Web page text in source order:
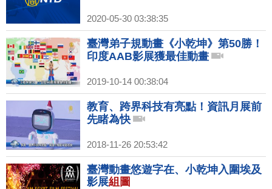
2020-05-30 03:38:35
臺灣弟子規動畫《小乾坤》第50勝！
印度AAB影展獲最佳動畫
2019-10-14 00:38:04
教育、跨界科技有亮點！資訊月展前
先睹為快
2018-11-26 20:53:42
臺灣動畫悠遊字在、小乾坤入圍埃及
影展組圖